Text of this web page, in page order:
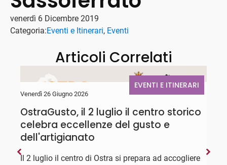
venerdì 6 Dicembre 2019
Categoria:Eventi e Itinerari, Eventi
Articoli Correlati
EVENTI E ITINERARI
Venerdì 26 Giugno 2026
OstraGusto, il 2 luglio il centro storico
celebra eccellenze del gusto e
dell'artigianato
Il 2 luglio il centro di Ostra si prepara ad accogliere